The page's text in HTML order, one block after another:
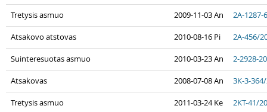
Tretysis asmuo 2009-11-03 An 2A-1287-
Atsakovo atstovas 2010-08-16 Pi 2A-456/
Suinteresuotas asmuo 2010-03-23 An 2-2928-
Atsakovas 2008-07-08 An 3K-3-
Tretysis asmuo 2011-03-24 Ke 2KT-41/